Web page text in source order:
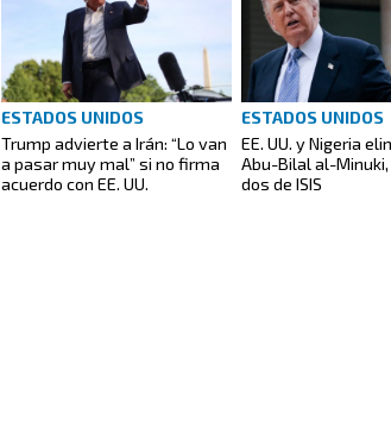
ESTADOS UNIDOS
Trump advierte a Irán: “Lo van
a pasar muy mal” si no firma
acuerdo con EE. UU.
ESTADOS UNIDOS
EE. UU. y Nigeria
Abu-Bilal al-
dos de ISIS